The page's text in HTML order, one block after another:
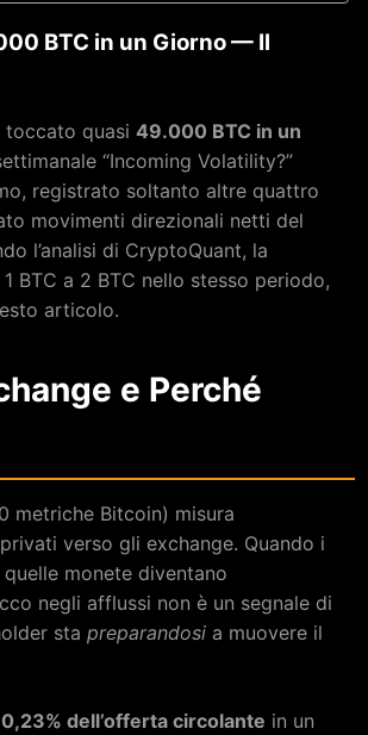
BTC in un Giorno — Il
toccato quasi 49.000 BTC in un
“Incoming Volatility?”
registrato soltanto altre quattro
movimenti direzionali netti del
l’analisi di CryptoQuant, la
BTC a 2 BTC nello stesso periodo,
articolo.
e Perché
metriche Bitcoin) misura
verso gli exchange. Quando i
monete diventano
negli afflussi non è un segnale di
sta preparandosi a muovere il
0,23% dell’offerta circolante in un